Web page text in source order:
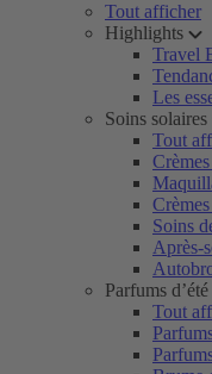
Tout afficher
Highlights
Travel
Les
Soins solaires
Tout
Soins
Après-
Parfums d’été
Tout